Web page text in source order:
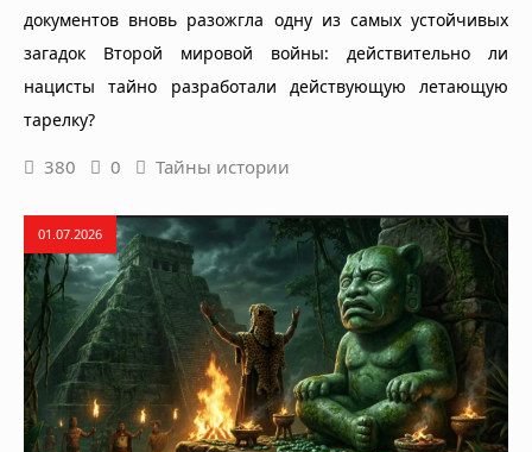
документов вновь разожгла одну из самых устойчивых
загадок Второй мировой войны: действительно ли
нацисты тайно разработали действующую летающую
тарелку?
380 0 Тайны истории
01.07.2026